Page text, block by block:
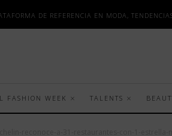
DE REFERENCIA EN MODA,
FASHION WEEK TALENTS